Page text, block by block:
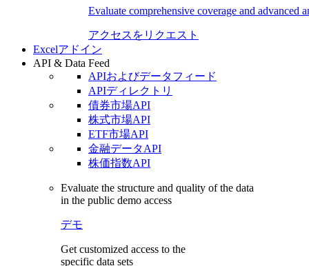
Evaluate comprehensive coverage and advanced
アクセスをリクエスト
Excelアドイン
API & Data Feed
APIおよびデータフィード
APIディレクトリ
債券市場API
株式市場API
ETF市場API
金融データAPI
株価指数API
Evaluate the structure and quality of the data
in the public demo access
デモ
Get customized access to the
specific data sets